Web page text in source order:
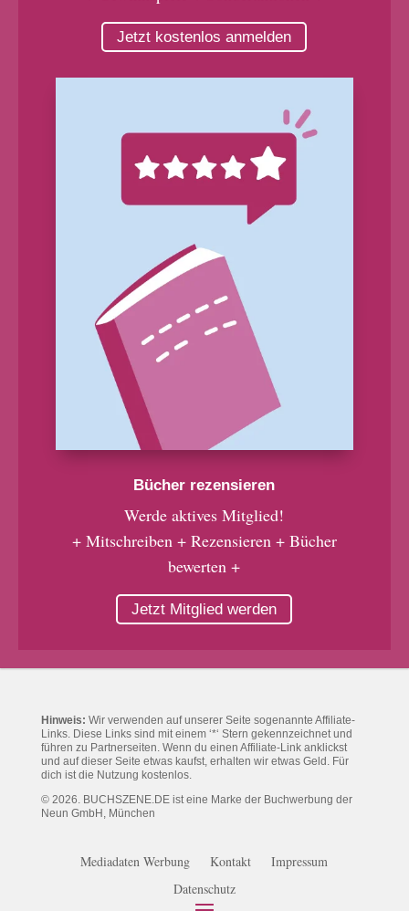
Jetzt kostenlos anmelden
Bücher rezensieren
Werde aktives Mitglied!
+ Mitschreiben + Rezensieren + Bücher
bewerten +
Jetzt Mitglied werden
Hinweis: Wir verwenden auf unserer Seite sogenannte Affiliate-
Links. Diese Links sind mit einem ‘*‘ Stern gekennzeichnet und
führen zu Partnerseiten. Wenn du einen Affiliate-Link anklickst
und auf dieser Seite etwas kaufst, erhalten wir etwas Geld. Für
dich ist die Nutzung kostenlos.
© 2026. BUCHSZENE.DE ist eine Marke der Buchwerbung der
Neun GmbH, München
Mediadaten Werbung Kontakt
Impressum
Datenschutz